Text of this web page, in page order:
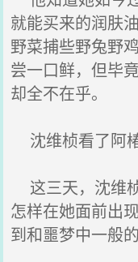
就能买来的润肤
野菜捕些野兔野
尝一口鲜，但毕
却全不在乎。
沈维桢看了阿
这三天，沈维
怎样在她面前出
到和噩梦中一般的